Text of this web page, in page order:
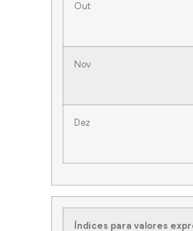
Out
Nov
Dez
Índices para valores